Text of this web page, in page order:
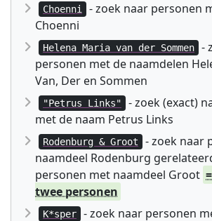
Choenni
- zoek naar personen
Choenni
Helena Maria van der Sommen
-
personen met de naamdelen
Van, Der en Sommen
"Petrus Links"
- zoek (exact)
met de naam Petrus Links
Rodenburg & Groot
- zoek naar
naamdeel Rodenburg
personen met naamdeel Groot
twee personen
K*sper
- zoek naar personen